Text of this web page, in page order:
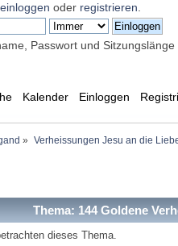
einloggen oder registrieren
Passwort und Sitzungslänge
Kalender Einloggen
» Verheissungen Jesu an die
Thema: 144 Goldene
dieses Thema.